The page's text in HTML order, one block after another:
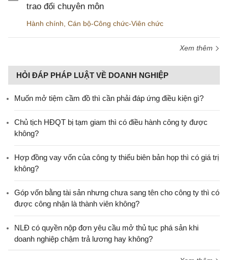
trao đổi chuyên môn
Hành chính Cán bộ-Công chức-Viên chức
Xem thêm
HỎI ĐÁP PHÁP LUẬT VỀ DOANH NGHIỆP
Muốn mở tiệm cầm đồ thì cần phải đáp ứng điều kiện gì?
Chủ tịch HĐQT bị tạm giam thì có điều hành công ty được
không?
Hợp đồng vay vốn của công ty thiếu biên bản họp thì có giá trị
không?
Góp vốn bằng tài sản nhưng chưa sang tên cho công ty thì có
được công nhận là thành viên không?
NLĐ có quyền nộp đơn yêu cầu mở thủ tục phá sản khi
doanh nghiệp chậm trả lương hay không?